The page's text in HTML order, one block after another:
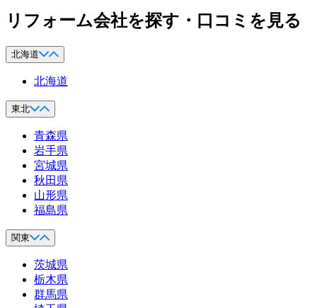
リフォーム会社を探す・口コミを見る
北海道
北海道
東北
青森県
岩手県
宮城県
秋田県
山形県
福島県
関東
茨城県
栃木県
群馬県